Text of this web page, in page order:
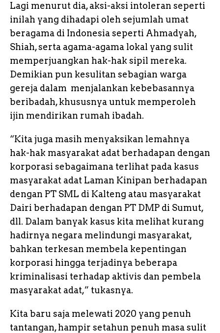
Lagi menurut dia, aksi-aksi intoleran seperti
inilah yang dihadapi oleh sejumlah umat
beragama di Indonesia seperti Ahmadyah,
Shiah, serta agama-agama lokal yang sulit
memperjuangkan hak-hak sipil mereka.
Demikian pun kesulitan sebagian warga
gereja dalam menjalankan kebebasannya
beribadah, khususnya untuk memperoleh
ijin mendirikan rumah ibadah.
“Kita juga masih menyaksikan lemahnya
hak-hak masyarakat adat berhadapan dengan
korporasi sebagaimana terlihat pada kasus
masyarakat adat Laman Kinipan berhadapan
dengan PT SML di Kalteng atau masyarakat
Dairi berhadapan dengan PT DMP di Sumut,
dll. Dalam banyak kasus kita melihat kurang
hadirnya negara melindungi masyarakat,
bahkan terkesan membela kepentingan
korporasi hingga terjadinya beberapa
kriminalisasi terhadap aktivis dan pembela
masyarakat adat,” tukasnya.
Kita baru saja melewati 2020 yang penuh
tantangan, hampir setahun penuh masa sulit